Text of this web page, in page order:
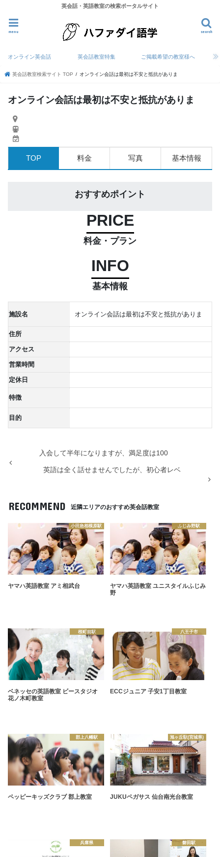
英会話・英語教室の検索ポータルサイト
search
menu
オンライン英会話 英会話教室特集 ご掲載希望の教室様へ
英会話教室検索サイト TOP オンライン会話は最初は不安と抵抗がありま
オンライン会話は最初は不安と抵抗がありま
TOP 料金 写真 基本情報
おすすめポイント
PRICE
料金・プラン
INFO
基本情報
施設名 オンライン会話は最初は不安と抵抗がありま
住所
アクセス
営業時間
定休日
特徴
目的
入会して半年になりますが、満足度は100
英語は全く話せませんでしたが、初心者レベ
RECOMMEND 近隣エリアのおすすめ英会話教室
小田急相模原駅
ヤマハ英語教室 アミ相武台
ふじみ野駅
ヤマハ英語教室 ユニスタイルふじみ
野
桜町前駅
ベネッセの英語教室 ビースタジオ
花ノ木町教室
八王子市
ECCジュニア 子安1丁目教室
郡上八幡駅
ペッピーキッズクラブ 郡上教室
旭ヶ丘駅(宮城県)
JUKUペガサス 仙台南光台教室
兵庫県 磐田駅